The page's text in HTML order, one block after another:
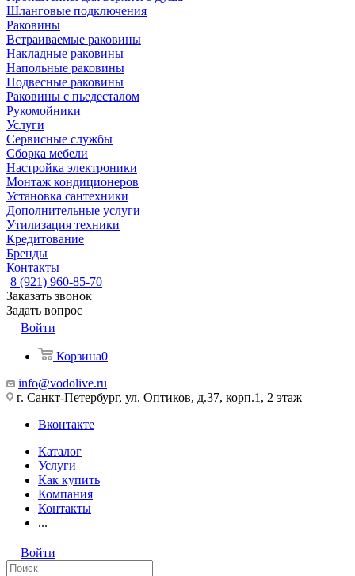
Шланговые подключения
Раковины
Встраиваемые раковины
Накладные раковины
Напольные раковины
Подвесные раковины
Раковины с пьедесталом
Рукомойники
Услуги
Сервисные службы
Сборка мебели
Настройка электроники
Монтаж кондиционеров
Установка сантехники
Дополнительные услуги
Утилизация техники
Кредитование
Бренды
Контакты
8 (921) 960-85-70
Заказать звонок
Задать вопрос
Войти
Корзина0
info@vodolive.ru
г. Санкт-Петербург, ул. Оптиков, д.37, корп.1, 2 этаж
Вконтакте
Каталог
Услуги
Как купить
Компания
Контакты
...
Войти